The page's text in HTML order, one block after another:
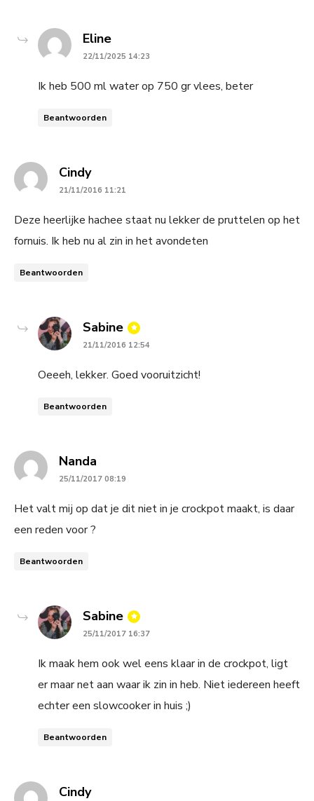
Elinesays:
22/11/2025 14:23
Ik heb 500 ml water op 750 gr vlees, beter
Beantwoorden
Cindysays:
21/11/2016 11:21
Deze heerlijke hachee staat nu lekker de pruttelen op het
fornuis. Ik heb nu al zin in het avondeten
Beantwoorden
Sabine says:
21/11/2016 12:54
Oeeeh, lekker. Goed vooruitzicht!
Beantwoorden
Nanda
25/11/2017 08:19
Het valt mij op dat je dit niet in je crockpot maakt, is daar
een reden voor ?
Beantwoorden
Sabine says:
25/11/2017 16:37
Ik maak hem ook wel eens klaar in de crockpot, ligt
er maar net aan waar ik zin in heb. Niet iedereen heeft
echter een slowcooker in huis ;)
Beantwoorden
Cindysays: